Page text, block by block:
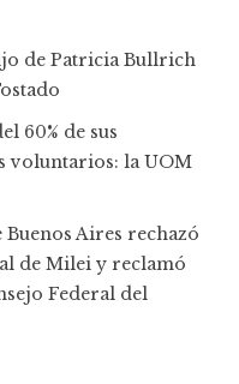
de Patricia Bullrich
60% de sus
voluntarios: la UOM
Aires rechazó
de Milei y reclamó
Federal del